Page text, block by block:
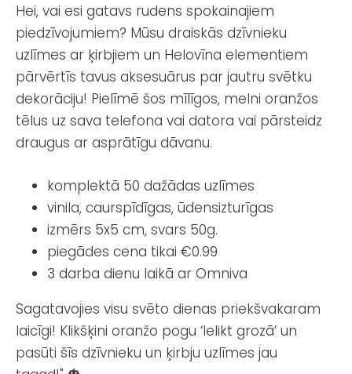
Hei, vai esi gatavs rudens spokainajiem
piedzīvojumiem? Mūsu draiskās dzīvnieku
uzlīmes ar ķirbjiem un Helovīna elementiem
pārvērtīs tavus aksesuārus par jautru svētku
dekorāciju! Pielīmē šos mīlīgos, melni oranžos
tēlus uz sava telefona vai datora vai pārsteidz
draugus ar asprātīgu dāvanu.
komplektā 50 dažādas uzlīmes
vinila, caurspīdīgas, ūdensizturīgas
izmērs 5x5 cm, svars 50g.
piegādes cena tikai €0.99
3 darba dienu laikā ar Omniva
Sagatavojies visu svēto dienas priekšvakaram
laicīgi! Klikšķini oranžo pogu ‘Ielikt grozā’ un
pasūti šīs dzīvnieku un ķirbju uzlīmes jau